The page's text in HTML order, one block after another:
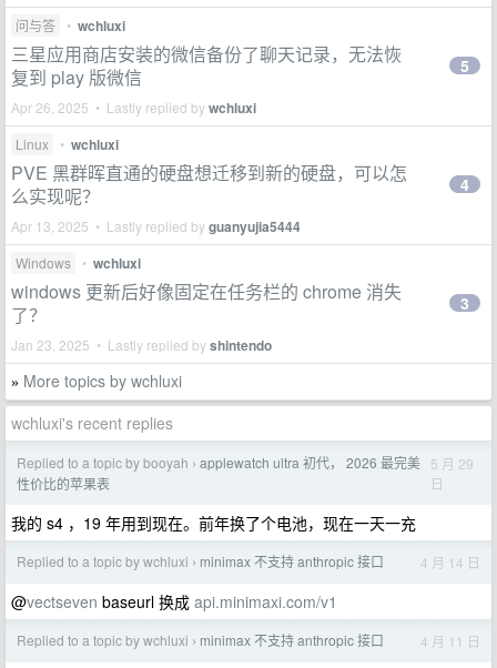
问与答 • wchluxi
三星应用商店安装的微信备份了聊天记录，无法恢
复到 play 版微信
Apr 26, 2025 • Lastly replied bywchluxi
5
Linux • wchluxi
PVE 黑群晖直通的硬盘想迁移到新的硬盘，可以怎
么实现呢？
Apr 13, 2025 • Lastly replied byguanyujia5444
4
Windows • wchluxi
windows 更新后好像固定在任务栏的 chrome 消失
了？
Jan 23, 2025 • Lastly replied byshintendo
3
» More topics by wchluxi
wchluxi's recent replies
Replied to a topic by booyah › applewatch ultra 初代， 2026 最完美
性价比的苹果表
5 月 29
日
我的 s4 ，19 年用到现在。前年换了个电池，现在一天一充
Replied to a topic by wchluxi › minimax 不支持 anthropic 接口 4 月 14 日
@vectseven baseurl 换成 api.minimaxi.com/v1
Replied to a topic by wchluxi › minimax 不支持 anthropic 接口 4 月 11 日